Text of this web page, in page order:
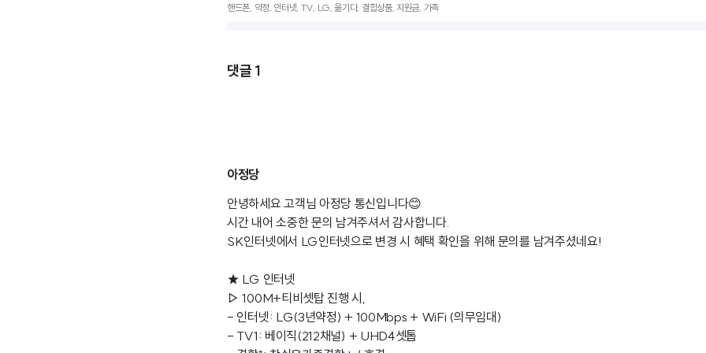
핸드폰, 약정, 인터넷, TV, LG, 옮기다, 결합상품, 지원금, 가족
댓글 1
아정당
안녕하세요 고객님 아정당 통신입니다😊
시간 내어 소중한 문의 남겨주셔서 감사합니다.
SK인터넷에서 LG인터넷으로 변경 시 혜택 확인을 위해 문의를 남겨주셨네요!
★ LG 인터넷
▷ 100M+티비셋탑 진행 시,
- 인터넷: LG(3년약정) + 100Mbps + WiFi (의무임대)
- TV1: 베이직(212채널) + UHD4셋톱